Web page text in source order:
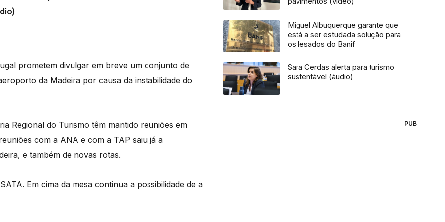
prometem divulgar em breve um conjunto de
da Madeira por causa da instabilidade do
Regional do Turismo têm mantido reuniões em
com a ANA e com a TAP saiu já a
e também de novas rotas.
Em cima da mesa continua a possibilidade de a
Miguel Albuquerque garante que
está a ser estudada solução para
os lesados do Banif
Sara Cerdas alerta para turismo
sustentável (áudio)
PUB